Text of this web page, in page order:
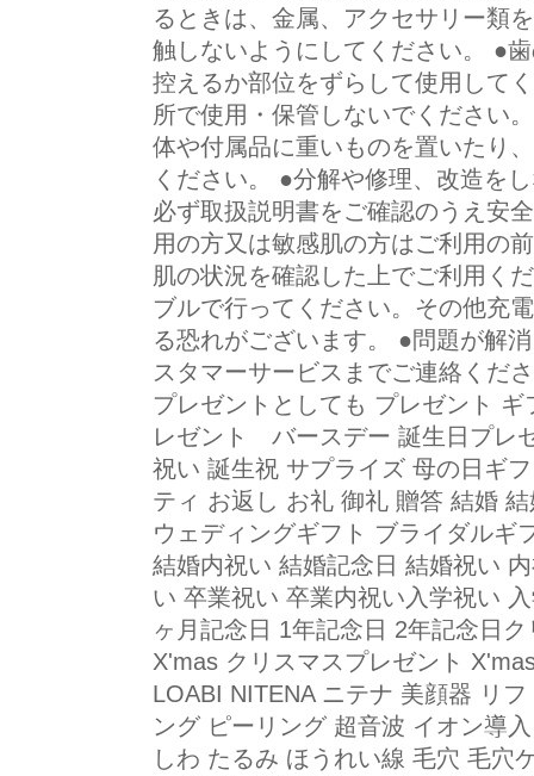
るときは、金属、アクセサリー類
触しないようにしてください。 ●
控えるか部位をずらして使用して
所で使用・保管しないでください
体や付属品に重いものを置いたり
ください。 ●分解や修理、改造を
必ず取扱説明書をご確認のうえ安
用の方又は敏感肌の方はご利用の
肌の状況を確認した上でご利用く
ブルで行ってください。その他充
る恐れがございます。 ●問題が解
スタマーサービスまでご連絡くだ
プレゼントとしても プレゼント
レゼント バースデー 誕生日プレ
祝い 誕生祝 サプライズ 母の日ギ
ティ お返し お礼 御礼 贈答 結婚
ウェディングギフト ブライダル
結婚内祝い 結婚記念日 結婚祝い
い 卒業祝い 卒業内祝い入学祝い
ヶ月記念日 1年記念日 2年記念日
X'mas クリスマスプレゼント
LOABI NITENA ニテナ 美顔器 リ
ング ピーリング 超音波 イオン導
しわ たるみ ほうれい線 毛穴 毛穴